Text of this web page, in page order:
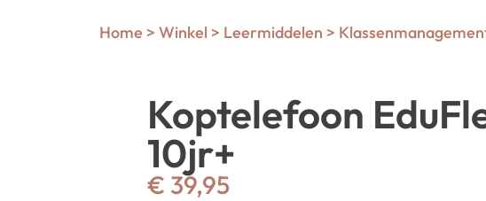
Home > Winkel > Leermiddelen >
Koptelefoon
10jr+
€ 39,95